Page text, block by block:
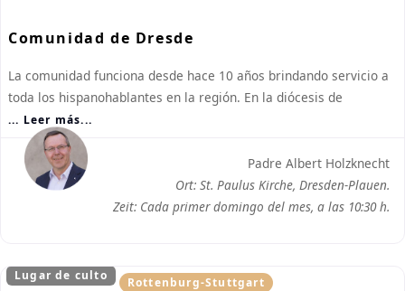
Comunidad de Dresde
La comunidad funciona desde hace 10 años brindando servicio a
toda los hispanohablantes en la región. En la diócesis de
... Leer más...
Padre Albert Holzknecht
Ort: St. Paulus Kirche, Dresden-Plauen.
Zeit: Cada primer domingo del mes, a las 10:30 h.
Lugar de culto Rottenburg-Stuttgart